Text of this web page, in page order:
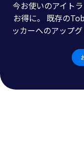
今お使いのアイト
お得に。 既存の
ッカーへのアップ